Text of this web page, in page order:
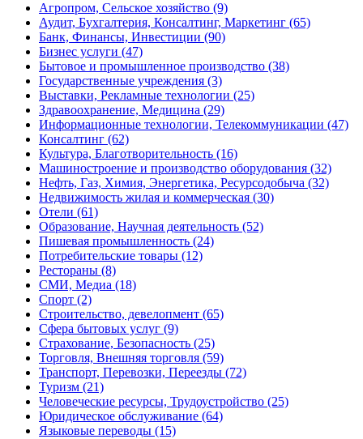
Агропром, Сельское хозяйство (9)
Аудит, Бухгалтерия, Консалтинг, Маркетинг (65)
Банк, Финансы, Инвестиции (90)
Бизнес услуги (47)
Бытовое и промышленное производство (38)
Государственные учреждения (3)
Выставки, Рекламные технологии (25)
Здравоохранение, Медицина (29)
Информационные технологии, Телекоммуникации (47)
Консалтинг (62)
Культура, Благотворительность (16)
Машиностроение и производство оборудования (32)
Нефть, Газ, Химия, Энергетика, Ресурсодобыча (32)
Недвижимость жилая и коммерческая (30)
Отели (61)
Образование, Научная деятельность (52)
Пишевая промышленность (24)
Потребительские товары (12)
Рестораны (8)
СМИ, Медиа (18)
Спорт (2)
Строительство, девелопмент (65)
Сфера бытовых услуг (9)
Страхование, Безопасность (25)
Торговля, Внешняя торговля (59)
Транспорт, Перевозки, Переезды (72)
Туризм (21)
Человеческие ресурсы, Трудоустройство (25)
Юридическое обслуживание (64)
Языковые переводы (15)